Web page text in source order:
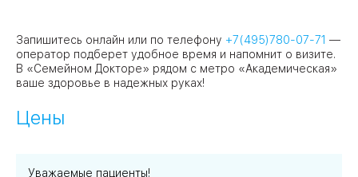
Запишитесь онлайн или по телефону +7(495)780-07-71 —
оператор подберет удобное время и напомнит о визите.
В «Семейном Докторе» рядом с метро «Академическая»
ваше здоровье в надежных руках!
Цены
Уважаемые пациенты!